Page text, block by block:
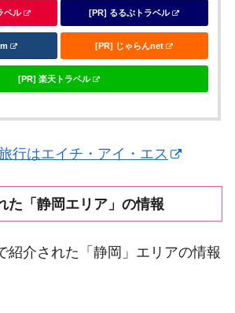
ベル [PR] るるぶトラベル
[PR] じゃらんnet
[PR] 楽天トラベル
行はエイチ・アイ・エス
た「静岡エリア」の情報
紹介された「静岡」エリアの情報